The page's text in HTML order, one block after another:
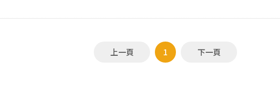
名後掃描為PDF檔併同WORD檔回傳。 收件截止日期：符合申請條件且有意
於115年4月7日（二）17:00 前將申請資料寄至所辦信箱mpjs@nccu.edu.tw
上一頁 1 下一頁